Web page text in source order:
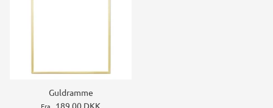
Guldramme
Fra 189,00 DKK